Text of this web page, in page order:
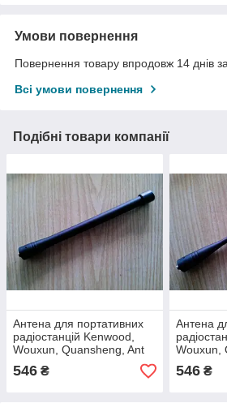
Умови повернення
Повернення товару впродовж 14 днів
Всі умови повернення
Подібні товари компанії
Антена для портативних
радіостанцій Kenwood,
Wouxun, Quansheng, Ant
546 ₴
Антена
Wouxun,
546₴